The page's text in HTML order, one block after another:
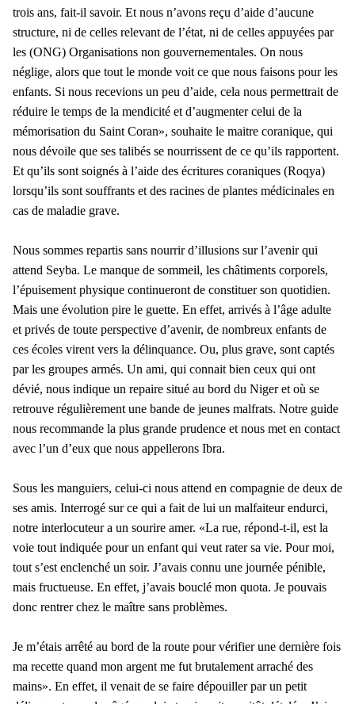
trois ans, fait-il savoir. Et nous n’avons reçu d’aide d’aucune
structure, ni de celles relevant de l’état, ni de celles appuyées par
les (ONG) Organisations non gouvernementales. On nous
néglige, alors que tout le monde voit ce que nous faisons pour les
enfants. Si nous recevions un peu d’aide, cela nous permettrait de
réduire le temps de la mendicité et d’augmenter celui de la
mémorisation du Saint Coran», souhaite le maitre coranique, qui
nous dévoile que ses talibés se nourrissent de ce qu’ils rapportent.
Et qu’ils sont soignés à l’aide des écritures coraniques (Roqya)
lorsqu’ils sont souffrants et des racines de plantes médicinales en
cas de maladie grave.
Nous sommes repartis sans nourrir d’illusions sur l’avenir qui
attend Seyba. Le manque de sommeil, les châtiments corporels,
l’épuisement physique continueront de constituer son quotidien.
Mais une évolution pire le guette. En effet, arrivés à l’âge adulte
et privés de toute perspective d’avenir, de nombreux enfants de
ces écoles virent vers la délinquance. Ou, plus grave, sont captés
par les groupes armés. Un ami, qui connait bien ceux qui ont
dévié, nous indique un repaire situé au bord du Niger et où se
retrouve régulièrement une bande de jeunes malfrats. Notre guide
nous recommande la plus grande prudence et nous met en contact
avec l’un d’eux que nous appellerons Ibra.
Sous les manguiers, celui-ci nous attend en compagnie de deux de
ses amis. Interrogé sur ce qui a fait de lui un malfaiteur endurci,
notre interlocuteur a un sourire amer. «La rue, répond-t-il, est la
voie tout indiquée pour un enfant qui veut rater sa vie. Pour moi,
tout s’est enclenché un soir. J’avais connu une journée pénible,
mais fructueuse. En effet, j’avais bouclé mon quota. Je pouvais
donc rentrer chez le maître sans problèmes.
Je m’étais arrêté au bord de la route pour vérifier une dernière fois
ma recette quand mon argent me fut brutalement arraché des
mains». En effet, il venait de se faire dépouiller par un petit